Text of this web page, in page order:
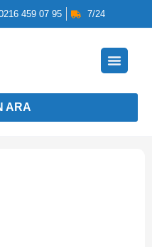
459 07 95 7/24
ARA